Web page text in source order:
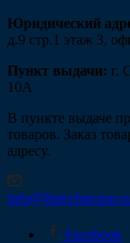
Юридический
д.9 стр.1 этаж 3,
Пункт выдачи: г.
10А
В пункте выдаче
товаров. Заказ
адресу.
info@fintechgroup.ru
Facebook